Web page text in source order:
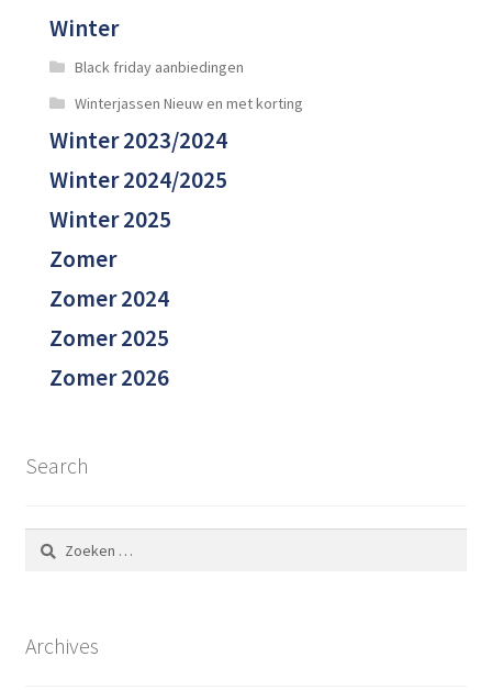
Winter
Black friday aanbiedingen
Winterjassen Nieuw en met korting
Winter 2023/2024
Winter 2024/2025
Winter 2025
Zomer
Zomer 2024
Zomer 2025
Zomer 2026
Search
Zoeken
naar:
Archives